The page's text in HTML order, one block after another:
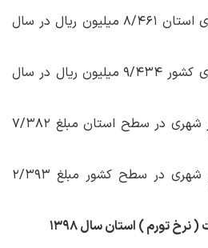
متوسط درآمد خانوار شهری استان ۸/۴۶۱ میلیون ریال در سال
متوسط درآمد خانوار شهری کشور ۹/۴۳۴ میلیون ریال در سال
متوسط هزینه یک خانوار شهری در سطح استان مبلغ ۷/۳۸۲
متوسط هزینه یک خانوار شهری در سطح کشور مبلغ ۲/۳۹۳
تورم ) استان سال ۱۳۹۸